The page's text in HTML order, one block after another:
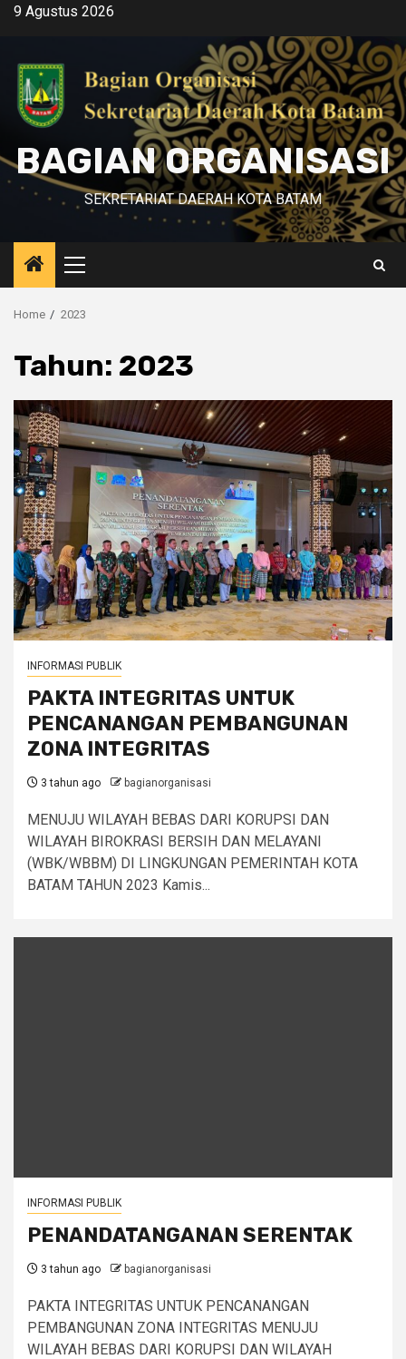
Skip9 Agustus 2026
BAGIAN ORGANISASI
SEKRETARIAT DAERAH KOTA BATAM
Primary
Menu
Home 2023
Tahun: 2023
INFORMASI PUBLIK
PAKTA INTEGRITAS UNTUK
PENCANANGAN PEMBANGUNAN
ZONA INTEGRITAS
3 tahun ago bagianorganisasi
MENUJU WILAYAH BEBAS DARI KORUPSI DAN
WILAYAH BIROKRASI BERSIH DAN MELAYANI
(WBK/WBBM) DI LINGKUNGAN PEMERINTAH KOTA
BATAM TAHUN 2023 Kamis...
INFORMASI PUBLIK
PENANDATANGANAN SERENTAK
3 tahun ago bagianorganisasi
PAKTA INTEGRITAS UNTUK PENCANANGAN
PEMBANGUNAN ZONA INTEGRITAS MENUJU
WILAYAH BEBAS DARI KORUPSI DAN WILAYAH